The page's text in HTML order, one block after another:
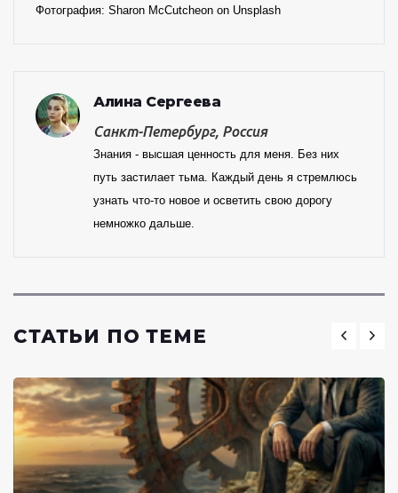
Фотография: Sharon McCutcheon on Unsplash
Алина Сергеева
Санкт-Петербург, Россия
Знания - высшая ценность для меня. Без них
путь застилает тьма. Каждый день я стремлюсь
узнать что-то новое и осветить свою дорогу
немножко дальше.
СТАТЬИ ПО ТЕМЕ